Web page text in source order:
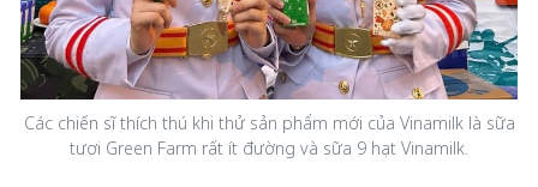
Các chiến sĩ thích thú khi thử sản phẩm mới của Vinamilk là sữa
tươi Green Farm rất ít đường và sữa 9 hạt Vinamilk.